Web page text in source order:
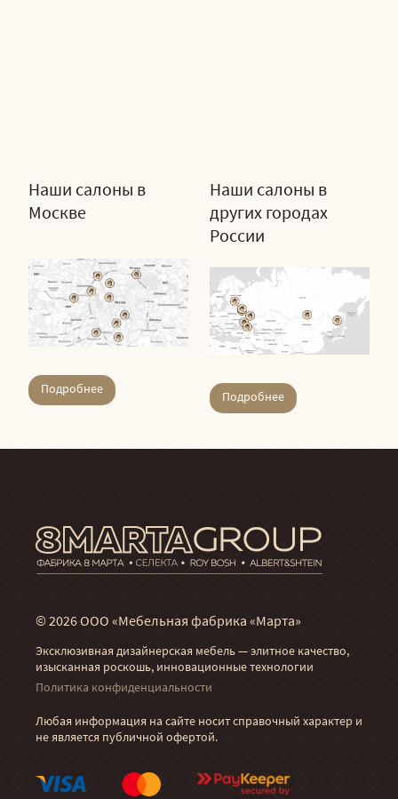
Наши салоны в
Москве
Подробнее
Наши салоны в
других городах
России
Подробнее
© 2026 ООО «Мебельная фабрика «Марта»
Эксклюзивная дизайнерская мебель — элитное качество,
изысканная роскошь, инновационные технологии
Политика конфиденциальности
Любая информация на сайте носит справочный характер и
не является публичной офертой.